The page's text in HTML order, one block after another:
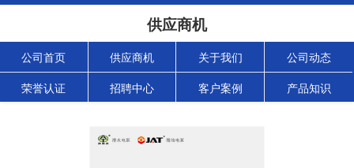
供应商机
公司首页 供应商机 关于我们 公司动态
荣誉认证 招聘中心 客户案例 产品知识